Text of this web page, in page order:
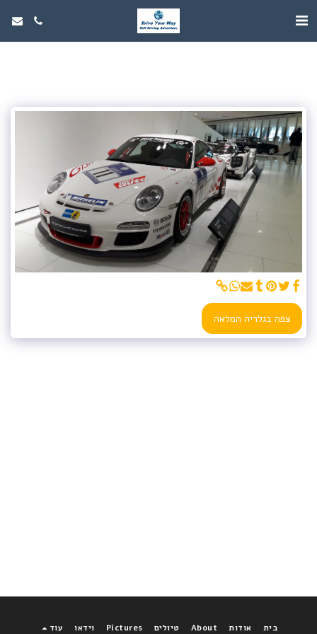
צפה בגלריה המלאה
בית אודות About טיולים Pictures וידאו עוד